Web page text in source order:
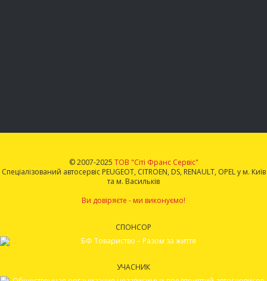
© 2007-2025 ТОВ "Сіті Франс Сервіс"
Спеціалізований автосервіс PEUGEOT, CITROEN, DS, RENAULT, OPEL у м. Київ
та м. Васильків
Ви довіряєте - ми виконуємо!
СПОНСОР
УЧАСНИК